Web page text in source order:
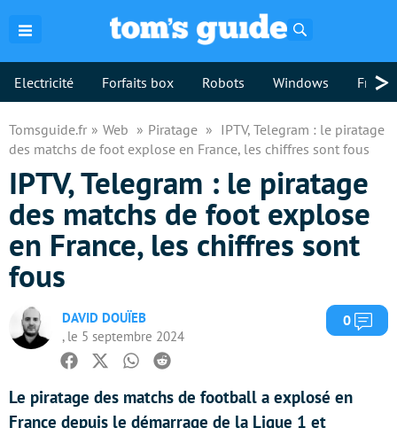
Electricité Forfaits box Robots Windows >
Tomsguide.fr Web Piratage
IPTV, Telegram : le piratage
des matchs de foot explose en France, les chiffres sont fous
IPTV, Telegram : le piratage
des matchs de foot explose
en France, les chiffres sont
fous
DAVID DOUÏEB
, le 5 septembre 2024
0
Facebook
TwitterWhatsapp
Reddit
Le piratage des matchs de football a explosé en
France depuis le démarrage de la Ligue 1 et